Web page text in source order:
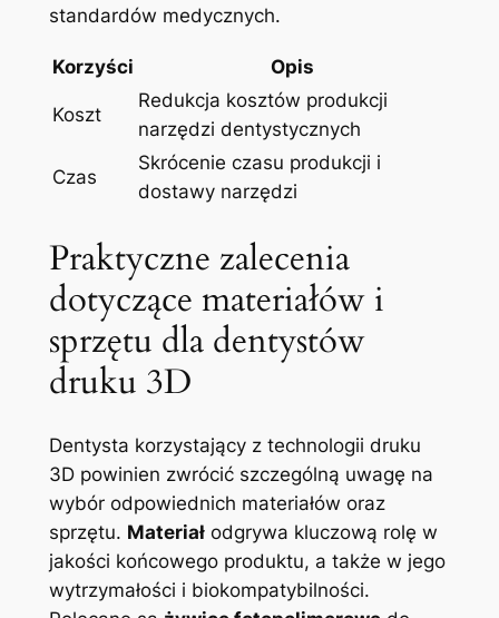
⁤standardów medycznych.
Korzyści Opis
Koszt
Redukcja kosztów ⁤produkcji
narzędzi dentystycznych
Czas
Skrócenie czasu produkcji i
dostawy narzędzi
Praktyczne zalecenia
dotyczące materiałów i
sprzętu dla dentystów
druku‍ 3D
Dentysta korzystający z technologii druku⁢
3D powinien zwrócić ⁣szczególną uwagę na
wybór odpowiednich⁣ materiałów⁢ oraz ​
sprzętu.​ Materiałodgrywa‌ kluczową ​rolę w
jakości końcowego produktu, a także w jego
wytrzymałości i⁢ biokompatybilności.⁤